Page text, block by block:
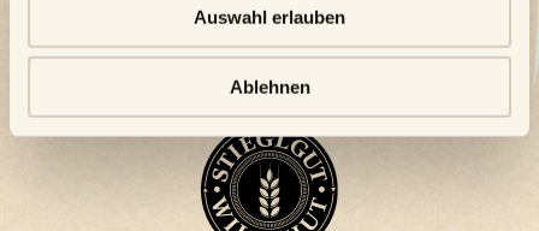
Auswahl erlauben
Ablehnen